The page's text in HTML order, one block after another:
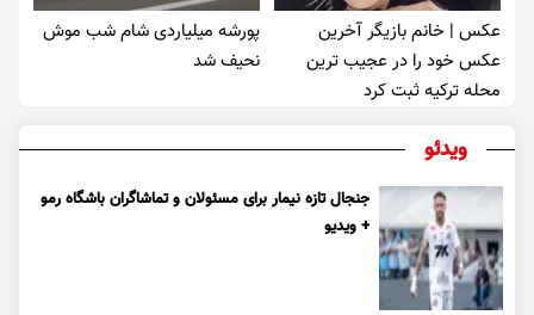
عکس | خانم بازیگر آخرین
عکس خود را در عجیب ترین
محله ترکیه ثبت کرد
پورشه میلیاردی شام شب موش‌
نحیف شد
ویدئو
جنجال تازه نیمار برای مسئولان و تماشاگران باشگاه رمو
+ ویدیو